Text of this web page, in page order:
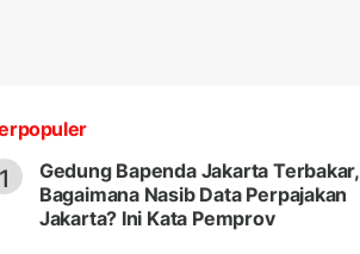
1
Gedung Bapenda Jakarta Terbakar,
Bagaimana Nasib Data Perpajakan
Jakarta? Ini Kata Pemprov